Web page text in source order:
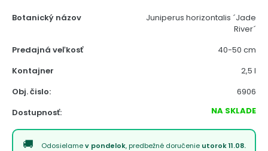
Botanický názov
Juniperus horizontalis ´Jade
River´
Predajná veľkosť
40-50 cm
Kontajner
2,5 l
Obj. čislo:
6906
Dostupnosť:
NA SKLADE
Odosielamev pondelok, predbežné doručenie utorok 11.08.